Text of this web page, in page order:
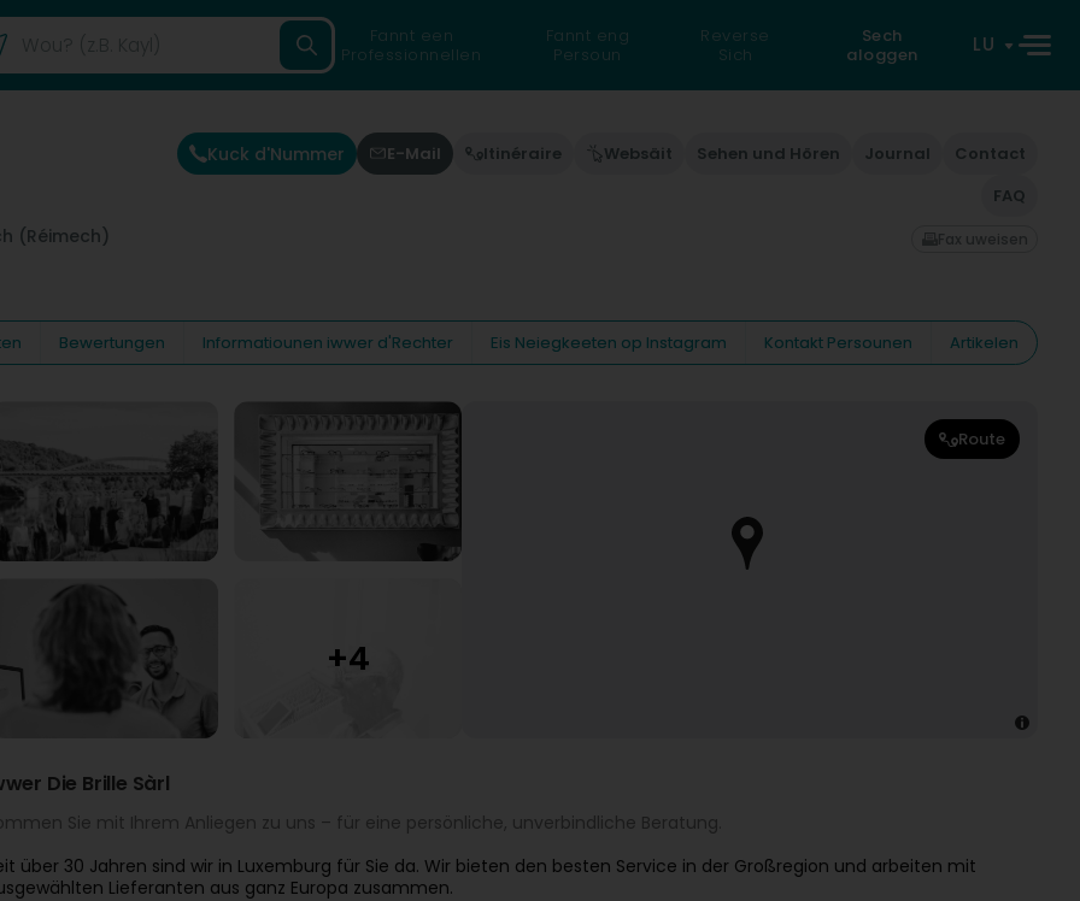
Fannt een
Professionnellen
Fannt eng
Persoun
Reverse
Sich
Sech
aloggen
LU
(Réimech)
Kuck d'Nummer E-Mail Itinéraire Websäit Sehen und Hören Journal
Contact
FAQ
Fax uweisen
Bewertungen Informatiounen iwwer d'Rechter Eis Neiegkeeten op Instagram Kontakt Persounen Artikelen
Route
Die Brille Sàrl
Sie mit Ihrem Anliegen zu uns – für eine persönliche, unverbindliche Beratung.
über 30 Jahren sind wir in Luxemburg für Sie da. Wir bieten den besten Service in der Großregion und arbeiten mit
Lieferanten aus ganz Europa zusammen.